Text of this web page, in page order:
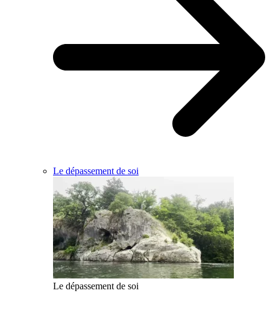
Le dépassement de soi
Le dépassement de soi